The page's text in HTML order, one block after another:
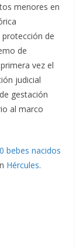
menores en
de
de
vez el
judicial
gestación
al marco
bebes nacidos
Hércules.